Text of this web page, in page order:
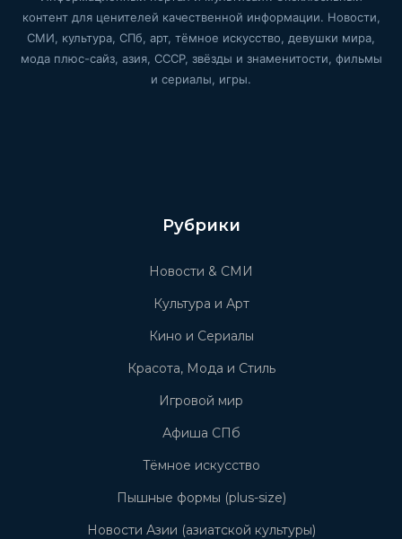
контент для ценителей качественной информации. Новости,
СМИ, культура, СПб, арт, тёмное искусство, девушки мира,
мода плюс-сайз, азия, СССР, звёзды и знаменитости, фильмы
и сериалы, игры.
Рубрики
Новости & СМИ
Культура и Арт
Кино и Сериалы
Красота, Мода и Стиль
Игровой мир
Афиша СПб
Тёмное искусство
Пышные формы (plus-size)
Новости Азии (азиатской культуры)